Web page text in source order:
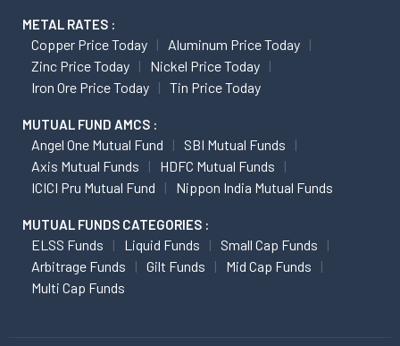
METAL RATES :
Copper Price Today
Aluminum Price Today
Zinc Price Today
Nickel Price Today
Iron Ore Price Today
Tin Price Today
MUTUAL FUND AMCS :
Angel One Mutual Fund
SBI Mutual Funds
Axis Mutual Funds
HDFC Mutual Funds
ICICI Pru Mutual Fund
Nippon India Mutual Funds
MUTUAL FUNDS CATEGORIES :
ELSS Funds Liquid Funds
Small Cap Funds
Arbitrage Funds
Gilt Funds
Mid Cap Funds
Multi Cap Funds